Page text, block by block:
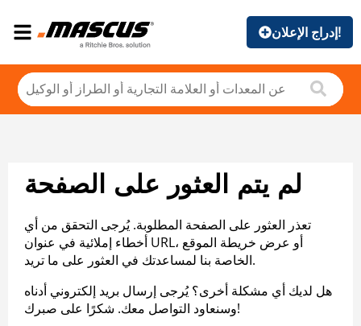
إدراج الإعلان!
لم يتم العثور على الصفحة
تعذر العثور على الصفحة المطلوبة. يُرجى التحقق من أي
أخطاء إملائية في عنوان URL، أو عرض خريطة الموقع
الخاصة بنا لمساعدتك في العثور على ما تريد.
هل لديك أي مشكلة أخرى؟ يُرجى إرسال بريد إلكتروني أدناه
وسنعاود التواصل معك. شكرًا على صبرك!